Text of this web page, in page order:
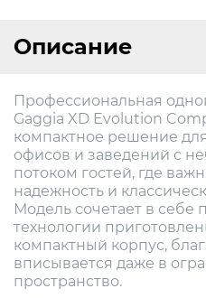
Описание
Профессиональная
Gaggia XD Evolution
компактное решение
офисов и заведений с
потоком гостей, где
надежность и
Модель сочетает в себе
технологии
компактный корпус,
вписывается даже в
пространство.